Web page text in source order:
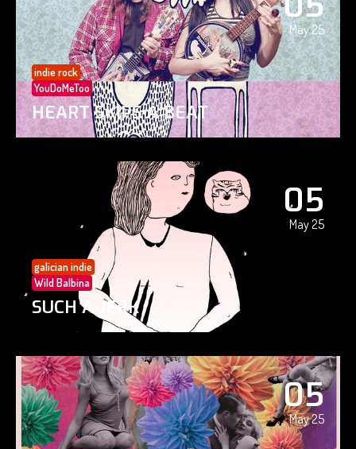
May 25
indie rock
YouDoMeToo
HEART SKIPS A BEAT
05
May 25
galician indie
Wild Balbina
SUCH A JERK
05
May 25